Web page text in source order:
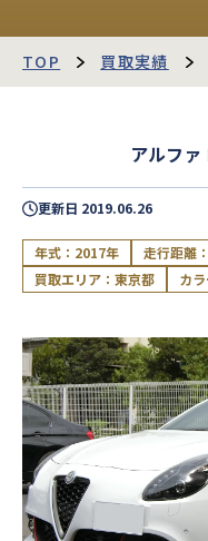
運営会社
TOP 買取実績
アルファ
更新日 2019.06.26
年式：2017年 走行距離
買取エリア：東京都
カラ